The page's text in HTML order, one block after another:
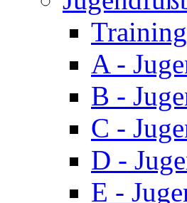
A -
B -
C -
D -
E -